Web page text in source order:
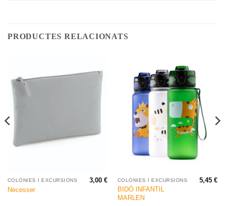
PRODUCTES RELACIONATS
COLÒNIES I EXCURSIONS
Necesser
3,00€ COLÒNIES I EXCURSIONS
BIDÓ INFANTIL
MARLEN
5,45€